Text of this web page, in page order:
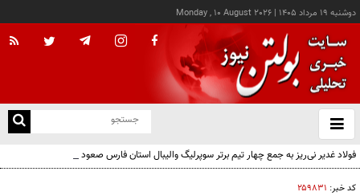
دوشنبه ۱۹ مرداد ۱۴۰۵ |
Monday , 10 August 2026
باز
و
فولاد غدیر نی‌ریز به جمع چهار تیم برتر سوپرلیگ والیبال استان فارس صعود کرد
کد خبر: ۲۵۹۸۳۱